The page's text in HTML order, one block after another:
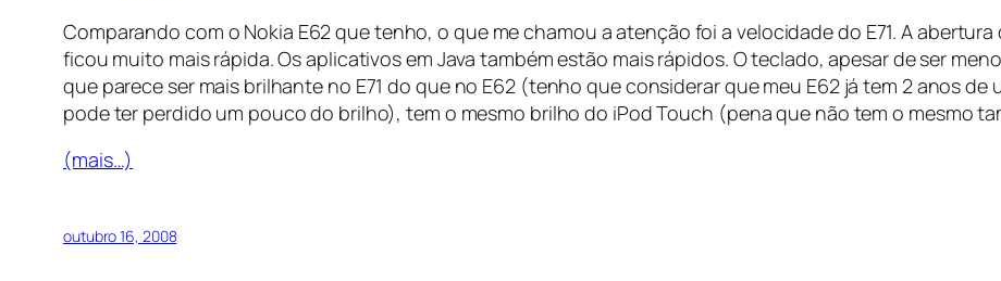
Comparando com o Nokia E62 que tenho, o que me chamou a atenção foi a velocidade do E71. A
ficou muito mais rápida. Os aplicativos em Java também estão mais rápidos. O teclado, apesar de ser
que parece ser mais brilhante no E71 do que no E62 (tenho que considerar que meu E62 já tem 2 anos
pode ter perdido um pouco do brilho), tem o mesmo brilho do iPod Touch (pena que não tem o mesmo
(mais…)
outubro 16, 2008